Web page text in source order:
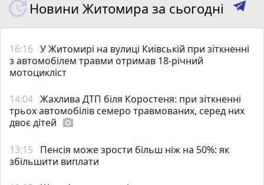
Новини Житомира за сьогодні
16:16 У Житомирі на вулиці Київській при зіткненні
з автомобілем травми отримав 18-річний
мотоцикліст
14:04 Жахлива ДТП біля Коростеня: при зіткненні
трьох автомобілів семеро травмованих, серед них
двоє дітей photo_camera
13:15
Пенсія може зрости більш ніж на 50%: як
збільшити виплати